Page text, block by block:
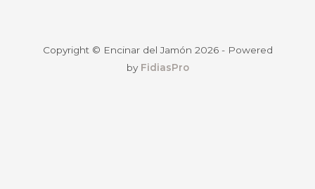
Copyright © Encinar del Jamón 2026 - Powered
by FidiasPro